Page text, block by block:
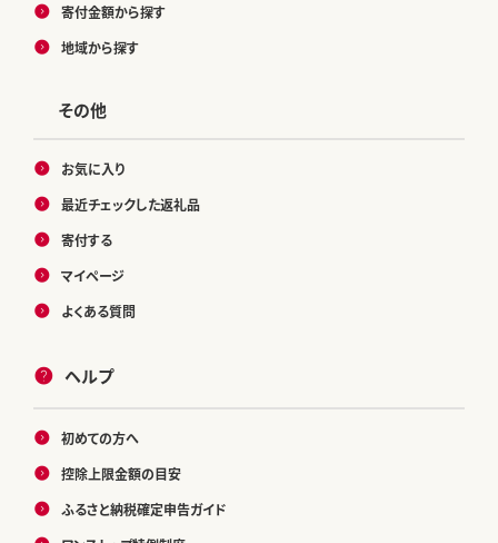
寄付金額から探す
地域から探す
その他
お気に入り
最近チェックした返礼品
寄付する
マイページ
よくある質問
ヘルプ
初めての方へ
控除上限金額の目安
ふるさと納税確定申告ガイド